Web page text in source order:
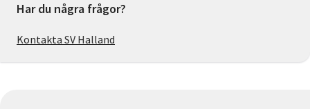
Har du några frågor?
Kontakta SV Halland